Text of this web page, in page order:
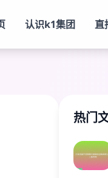
认识k1集团 直
热门